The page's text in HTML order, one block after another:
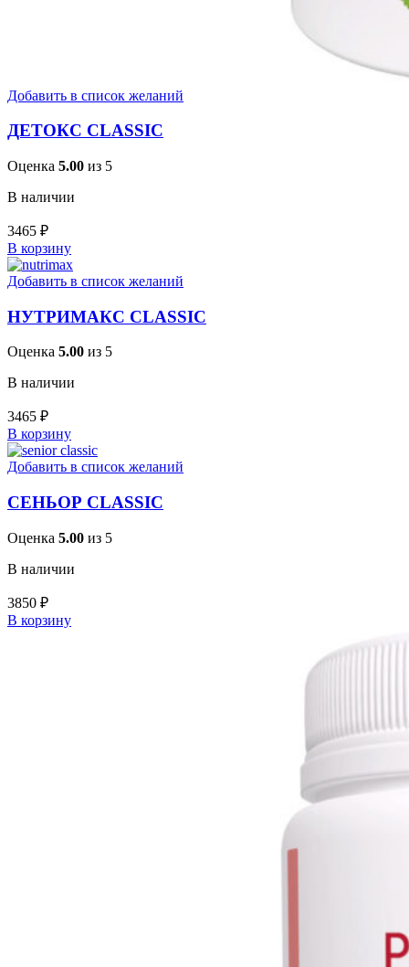
Добавить в список желаний
ДЕТОКС CLASSIC
Оценка 5.00 из 5
В наличии
3465 ₽
В корзину
Добавить в список желаний
НУТРИМАКС CLASSIC
Оценка 5.00 из 5
В наличии
3465 ₽
В корзину
Добавить в список желаний
СЕНЬОР CLASSIC
Оценка 5.00 из 5
В наличии
3850 ₽
В корзину